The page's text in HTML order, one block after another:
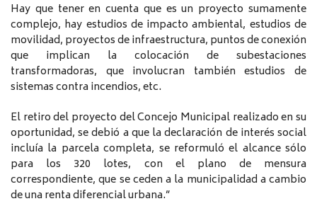
Hay que tener en cuenta que es un proyecto sumamente
complejo, hay estudios de impacto ambiental, estudios de
movilidad, proyectos de infraestructura, puntos de conexión
que implican la colocación de subestaciones
transformadoras, que involucran también estudios de
sistemas contra incendios, etc.
El retiro del proyecto del Concejo Municipal realizado en su
oportunidad, se debió a que la declaración de interés social
incluía la parcela completa, se reformuló el alcance sólo
para los 320 lotes, con el plano de mensura
correspondiente, que se ceden a la municipalidad a cambio
de una renta diferencial urbana.”